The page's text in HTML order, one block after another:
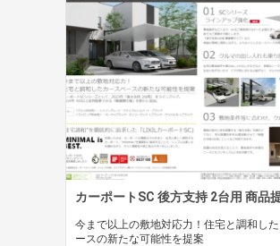
カーポートSC 後方支持 2台用 商品
今まで以上の敷地対応力！住宅と調和し
ースの新たな可能性を提案